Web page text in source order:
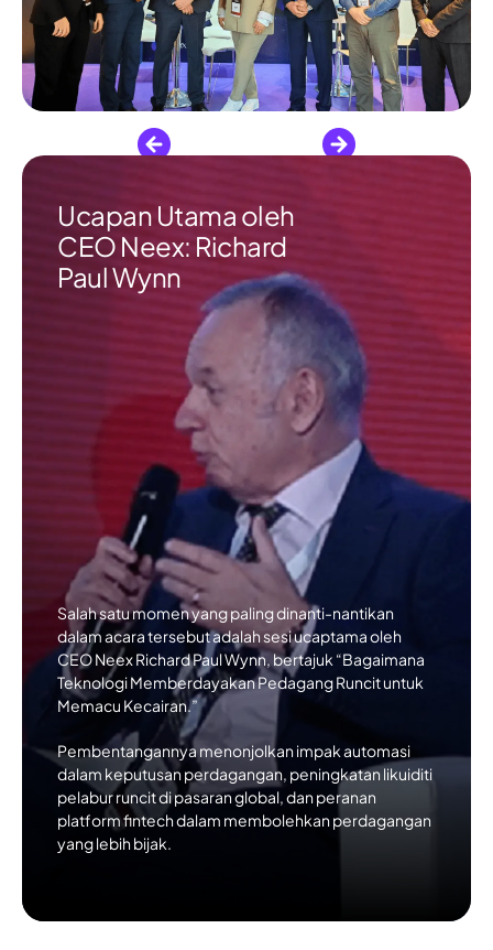
Ucapan Utama oleh
CEO Neex: Richard
Paul Wynn
Salah satu momen yang paling dinanti-nantikan
dalam acara tersebut adalah sesi ucaptama oleh
CEO Neex Richard Paul Wynn , bertajuk “Bagaimana
Teknologi Memberdayakan Pedagang Runcit untuk
Memacu Kecairan.”
Pembentangannya menonjolkan impakautomasi
dalam keputusan perdagangan , peningkatanlikuiditi
pelabur runcit di pasaran global , dan peranan
platform fintech dalam membolehkan perdagangan
yang lebih bijak